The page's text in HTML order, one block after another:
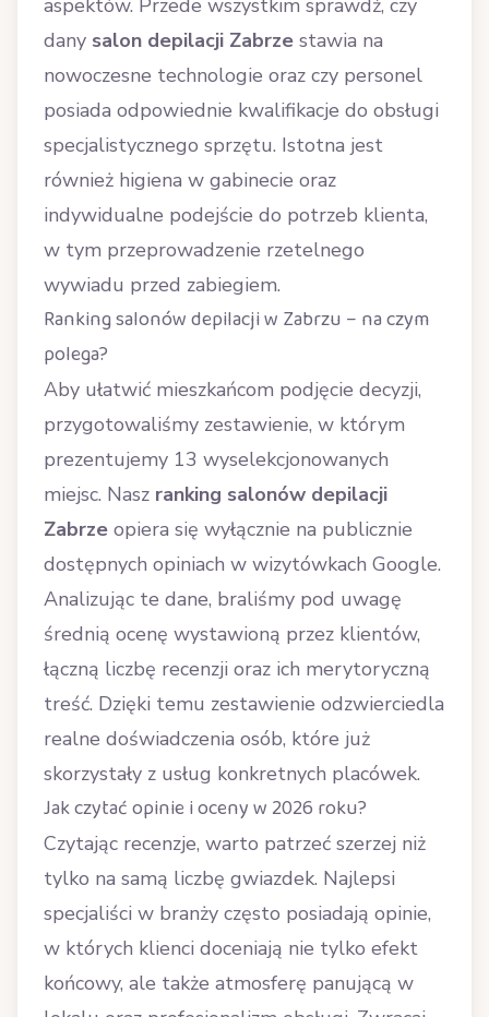
aspektów. Przede wszystkim sprawdź, czy
dany salon depilacji Zabrze stawia na
nowoczesne technologie oraz czy personel
posiada odpowiednie kwalifikacje do obsługi
specjalistycznego sprzętu. Istotna jest
również higiena w gabinecie oraz
indywidualne podejście do potrzeb klienta,
w tym przeprowadzenie rzetelnego
wywiadu przed zabiegiem.
Ranking salonów depilacji w Zabrzu – na czym
polega?
Aby ułatwić mieszkańcom podjęcie decyzji,
przygotowaliśmy zestawienie, w którym
prezentujemy 13 wyselekcjonowanych
miejsc. Nasz ranking salonów depilacji
Zabrze opiera się wyłącznie na publicznie
dostępnych opiniach w wizytówkach Google.
Analizując te dane, braliśmy pod uwagę
średnią ocenę wystawioną przez klientów,
łączną liczbę recenzji oraz ich merytoryczną
treść. Dzięki temu zestawienie odzwierciedla
realne doświadczenia osób, które już
skorzystały z usług konkretnych placówek.
Jak czytać opinie i oceny w 2026 roku?
Czytając recenzje, warto patrzeć szerzej niż
tylko na samą liczbę gwiazdek. Najlepsi
specjaliści w branży często posiadają opinie,
w których klienci doceniają nie tylko efekt
końcowy, ale także atmosferę panującą w